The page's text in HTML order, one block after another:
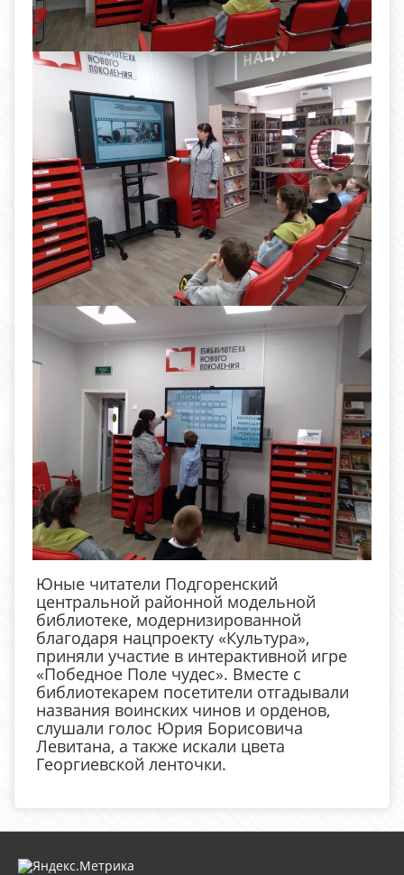
Юные читатели Подгоренский
центральной районной модельной
библиотеке, модернизированной
благодаря нацпроекту «Культура»,
приняли участие в интерактивной игре
«Победное Поле чудес». Вместе с
библиотекарем посетители отгадывали
названия воинских чинов и орденов,
слушали голос Юрия Борисовича
Левитана, а также искали цвета
Георгиевской ленточки.